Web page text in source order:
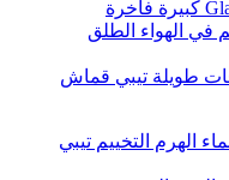
طويلة تيبي قماش